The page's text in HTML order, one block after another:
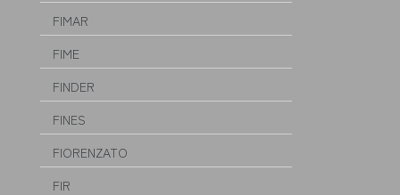
FIMAR
FIME
FINDER
FINES
FIORENZATO
FIR